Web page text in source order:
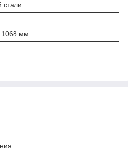
стали
1068 мм